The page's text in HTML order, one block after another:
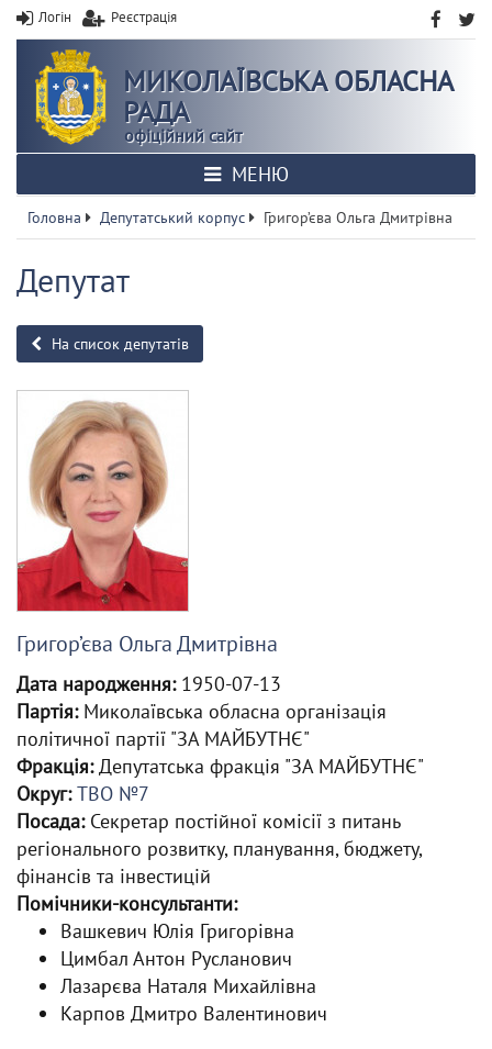
Логін Реєстрація
МИКОЛАЇВСЬКА ОБЛАСНА
РАДА
офіційний сайт
МЕНЮ
Головна Депутатський корпус Григор’єва Ольга Дмитрівна
Депутат
На список депутатів
Григор’єва Ольга Дмитрівна
Дата народження: 1950-07-13
Партія: Миколаївська обласна організація
політичної партії "ЗА МАЙБУТНЄ"
Фракція:Депутатська фракція "ЗА МАЙБУТНЄ"
Округ:ТВО №7
Посада: Секретар постійної комісії з питань
регіонального розвитку, планування, бюджету,
фінансів та інвестицій
Помічники-консультанти:
Вашкевич Юлія Григорівна
Цимбал Антон Русланович
Лазарєва Наталя Михайлівна
Карпов Дмитро Валентинович